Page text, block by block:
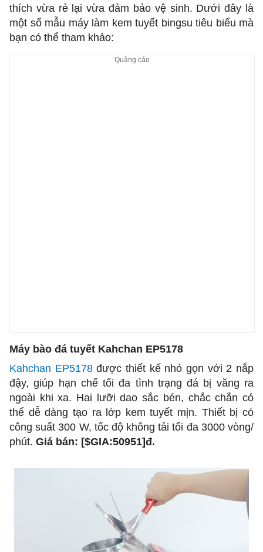
thích vừa rẻ lại vừa đảm bảo vệ sinh. Dưới đây là
một số mẫu máy làm kem tuyết bingsu tiêu biểu mà
bạn có thể tham khảo:
Máy bào đá tuyết Kahchan EP5178
Kahchan EP5178được thiết kế nhỏ gọn với 2 nắp
đậy, giúp hạn chế tối đa tình trạng đá bị văng ra
ngoài khi xa. Hai lưỡi dao sắc bén, chắc chắn có
thể dễ dàng tạo ra lớp kem tuyết mịn. Thiết bị có
công suất 300 W, tốc độ không tải tối đa 3000 vòng/
phút. Giá bán: [$GIA:50951]đ.